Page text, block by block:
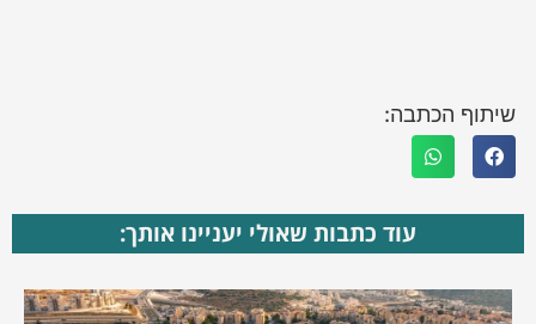
שיתוף הכתבה:
עוד כתבות שאולי יעניינו אותך: